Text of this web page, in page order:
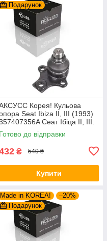
Подарунок
Корея! Кульова
Seat Ibiza II, III (1993)
Сеат Ібіца II, III.
Aксусс Корея - Оригинал!
Готово до відправки
₴ 540 ₴
Купити
Made in KOREA!
–20%
Подарунок